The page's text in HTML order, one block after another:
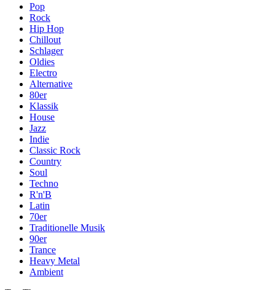
Pop
Rock
Hip Hop
Chillout
Schlager
Oldies
Electro
Alternative
80er
Klassik
House
Jazz
Indie
Classic Rock
Country
Soul
Techno
R'n'B
Latin
70er
Traditionelle Musik
90er
Trance
Heavy Metal
Ambient